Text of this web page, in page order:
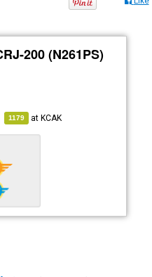
200 (N261PS)
1179 atKCAK